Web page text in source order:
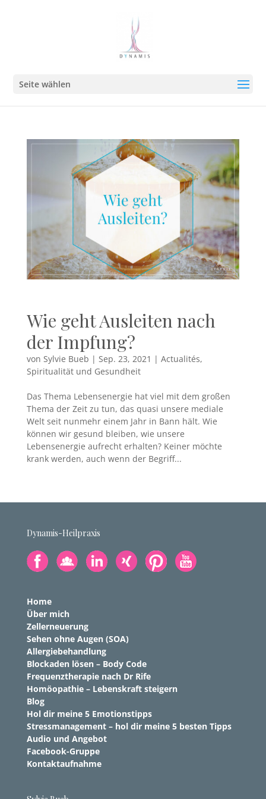
Seite wählen
Wie geht Ausleiten nach
der Impfung?
von Sylvie Bueb | Sep. 23, 2021 | Actualités,
Spiritualität und Gesundheit
Das Thema Lebensenergie hat viel mit dem großen
Thema der Zeit zu tun, das quasi unsere mediale
Welt seit nunmehr einem Jahr in Bann hält. Wie
können wir gesund bleiben, wie unsere
Lebensenergie aufrecht erhalten? Keiner möchte
krank werden, auch wenn der Begriff...
Dynamis-Heilpraxis
Home
Über mich
Zellerneuerung
Sehen ohne Augen (SOA)
Allergiebehandlung
Blockaden lösen – Body Code
Frequenztherapie nach Dr Rife
Homöopathie – Lebenskraft steigern
Blog
Hol dir meine 5 Emotionstipps
Stressmanagement – hol dir meine 5 besten Tipps
Audio und Angebot
Facebook-Gruppe
Kontaktaufnahme